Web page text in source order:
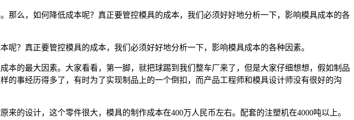
么，如何降低成本呢？真正要管控模具的成本，我们必须好好地分析一下，影响模具成本的各
？真正要管控模具的成本，我们必须好好地分析一下，影响模具成本的各种因素。
的最大因素。大家看看，第一脚，就把球踢到我们整车厂来了，但是大家仔细想想，假如制品
事经历得多了，有时为了实现制品上的一个倒扣，而产品工程师和模具设计师没有很好的沟
设计，这个零件很大，模具的制作成本在400万人民币左右。配套的注塑机在4000吨以上。